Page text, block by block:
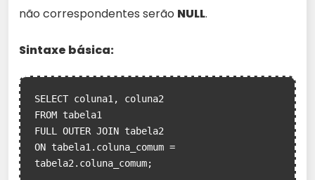
não correspondentes serão NULL.
Sintaxe básica:
SELECT coluna1, coluna2
FROM tabela1
FULL OUTER JOIN tabela2
ON tabela1.coluna_comum =
tabela2.coluna_comum;